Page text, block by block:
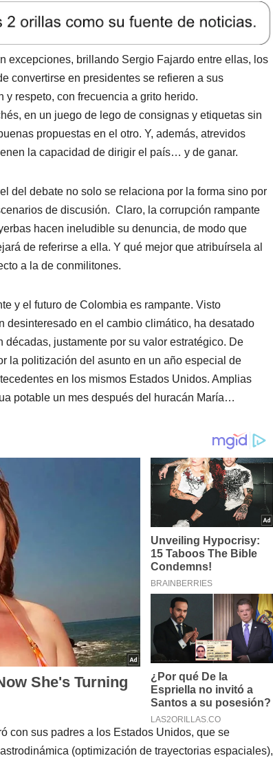
excepciones, brillando Sergio Fajardo entre ellas, los
convertirse en presidentes se refieren a sus
respeto, con frecuencia a grito herido.
en un juego de lego de consignas y etiquetas sin
propuestas en el otro. Y, además, atrevidos
la capacidad de dirigir el país… y de ganar.
del debate no solo se relaciona por la forma sino por
de discusión. Claro, la corrupción rampante
hacen ineludible su denuncia, de modo que
de referirse a ella. Y qué mejor que atribuírsela al
a la de conmilitones.
y el futuro de Colombia es rampante. Visto
desinteresado en el cambio climático, ha desatado
justamente por su valor estratégico. De
la politización del asunto en un año especial de
en los mismos Estados Unidos. Amplias
potable un mes después del huracán María…
con sus padres a los Estados Unidos, que se
(optimización de trayectorias espaciales),